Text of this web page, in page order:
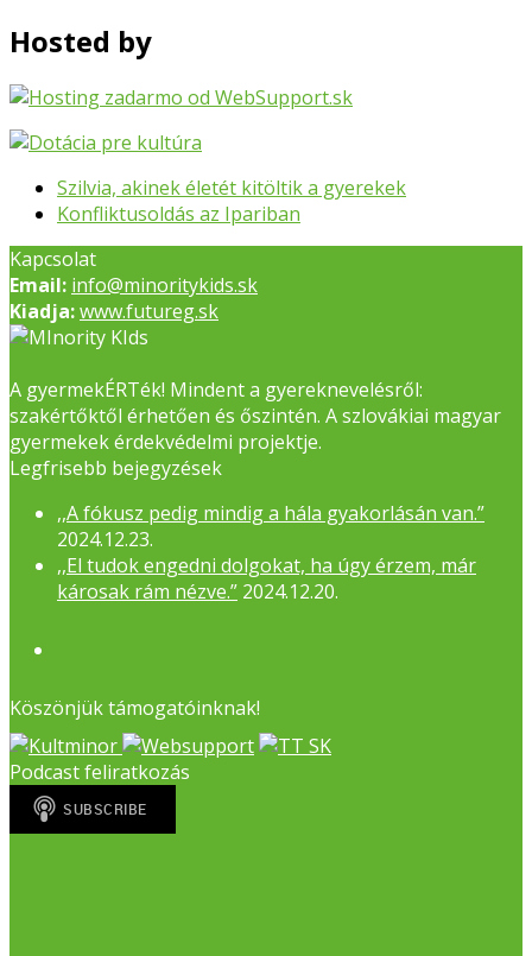
Hosted by
previous
post:
Szilvia, akinek életét kitöltik a gyerekek
next
Konfliktusoldás az Ipariban
Kapcsolat
Email: info@minoritykids.sk
Kiadja:www.futureg.sk
A gyermekÉRTék! Mindent a gyereknevelésről:
szakértőktől érhetően és őszintén. A szlovákiai magyar
gyermekek érdekvédelmi projektje.
Legfrisebb bejegyzések
,,A fókusz pedig mindig a hála gyakorlásán van.”
2024.12.23.
,,El tudok engedni dolgokat, ha úgy érzem, már
károsak rám nézve.” 2024.12.20.
Köszönjük támogatóinknak!
Podcast feliratkozás